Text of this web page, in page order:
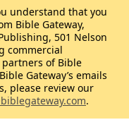
understand that you
Bible Gateway,
501 Nelson
commercial
of Bible
Gateway’s emails
please review our
.